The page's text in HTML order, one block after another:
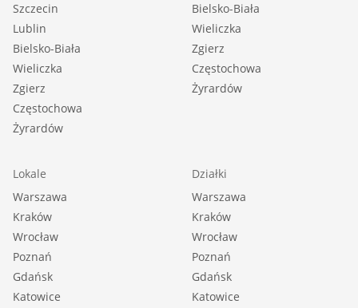
Szczecin
Lublin
Bielsko-Biała
Wieliczka
Zgierz
Częstochowa
Żyrardów
Bielsko-Biała
Wieliczka
Zgierz
Częstochowa
Żyrardów
Lokale
Warszawa
Kraków
Wrocław
Poznań
Gdańsk
Katowice
Działki
Warszawa
Kraków
Wrocław
Poznań
Gdańsk
Katowice